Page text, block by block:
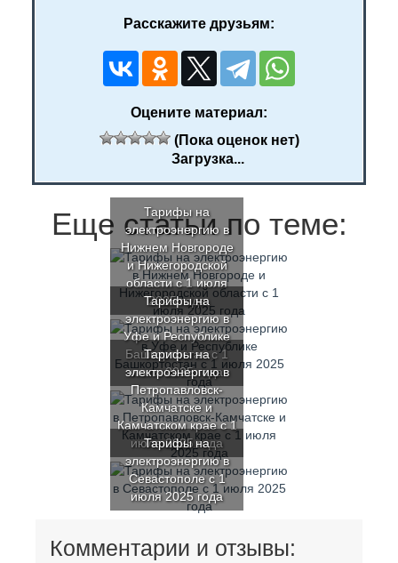
Расскажите друзьям:
Оцените материал:
(Пока оценок нет)
Загрузка...
Еще статьи по теме:
Тарифы на
электроэнергию в
Нижнем Новгороде
и Нижегородской
области с 1 июля
2025 года
Тарифы на
электроэнергию в
Уфе и Республике
Башкортостан с 1
июля 2025 года
Тарифы на
электроэнергию в
Петропавловск-
Камчатске и
Камчатском крае с 1
июля 2025 года
Тарифы на
электроэнергию в
Севастополе с 1
июля 2025 года
Комментарии и отзывы: